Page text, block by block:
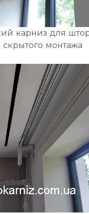
карниз для
монтажа